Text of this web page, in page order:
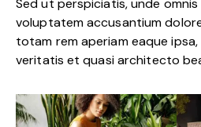
voluptatem accusantium
totam rem aperiam eaque
veritatis et quasi architecto